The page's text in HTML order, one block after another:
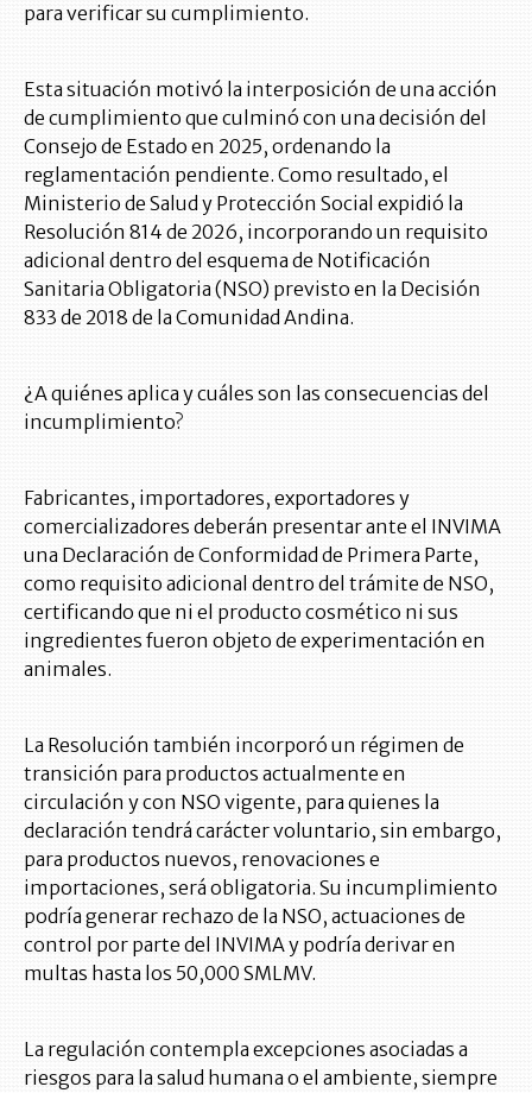
para verificar su cumplimiento.
Esta situación motivó la interposición de una acción
de cumplimiento que culminó con una decisión del
Consejo de Estado en 2025, ordenando la
reglamentación pendiente. Como resultado, el
Ministerio de Salud y Protección Social expidió la
Resolución 814 de 2026, incorporando un requisito
adicional dentro del esquema de Notificación
Sanitaria Obligatoria (NSO) previsto en la Decisión
833 de 2018 de la Comunidad Andina.
¿A quiénes aplica y cuáles son las consecuencias del
incumplimiento?
Fabricantes, importadores, exportadores y
comercializadores deberán presentar ante el INVIMA
una Declaración de Conformidad de Primera Parte,
como requisito adicional dentro del trámite de NSO,
certificando que ni el producto cosmético ni sus
ingredientes fueron objeto de experimentación en
animales.
La Resolución también incorporó un régimen de
transición para productos actualmente en
circulación y con NSO vigente, para quienes la
declaración tendrá carácter voluntario, sin embargo,
para productos nuevos, renovaciones e
importaciones, será obligatoria. Su incumplimiento
podría generar rechazo de la NSO, actuaciones de
control por parte del INVIMA y podría derivar en
multas hasta los 50,000 SMLMV.
La regulación contempla excepciones asociadas a
riesgos para la salud humana o el ambiente, siempre